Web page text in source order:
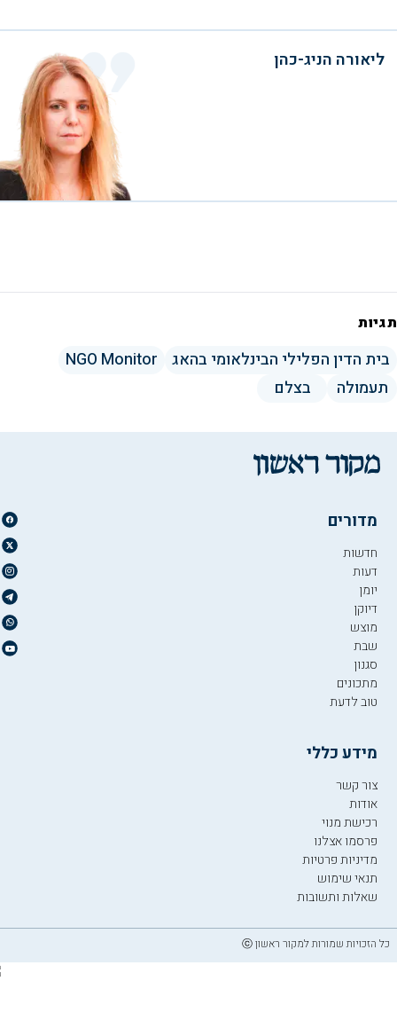
ליאורה הניג-כהן
תגיות
בית הדין הפלילי הבינלאומי בהאג
NGO Monitor
תעמולה
בצלם
מדורים
חדשות
דעות
יומן
דיוקן
מוצש
שבת
סגנון
מתכונים
טוב לדעת
מידע כללי
צור קשר
אודות
רכישת מנוי
פרסמו אצלנו
מדיניות פרטיות
תנאי שימוש
שאלות ותשובות
כל הזכויות שמורות למקור ראשון ⓒ